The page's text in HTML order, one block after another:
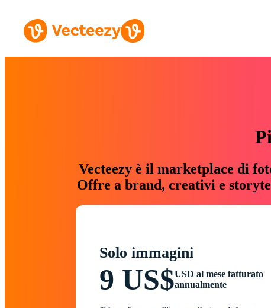
Vecteezy è il marketplace di
Offre a brand, creativi e
Solo immagini
9 US$USD al mese fatturato
annualmente